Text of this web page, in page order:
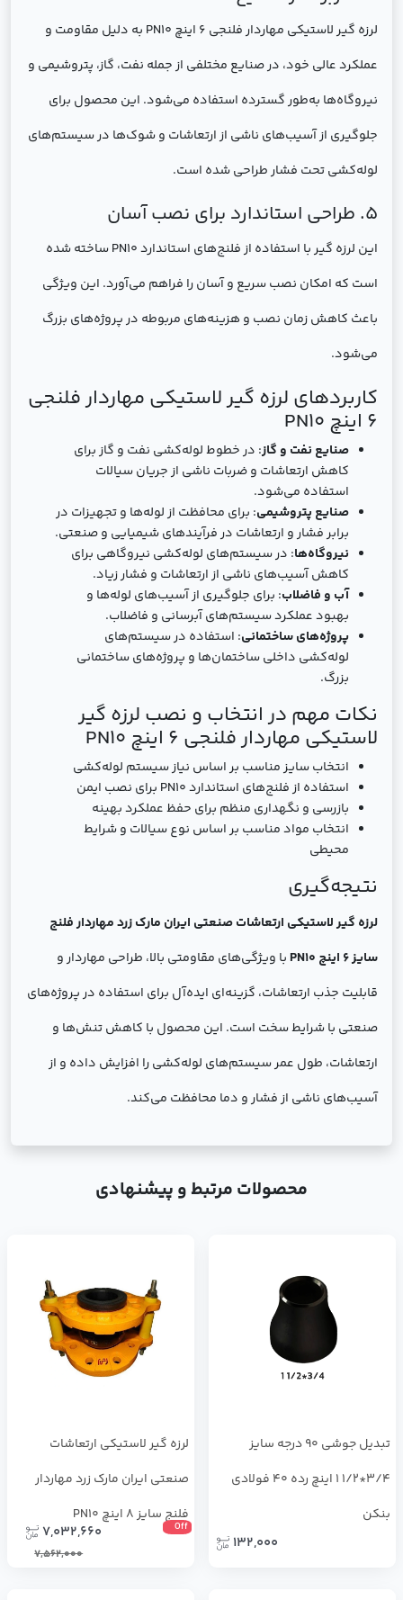
لرزه گیر لاستیکی مهاردار فلنجی 6 اینچ PN10 به دلیل مقاومت و
عملکرد عالی خود، در صنایع مختلفی از جمله نفت، گاز، پتروشیمی و
نیروگاه‌ها به‌طور گسترده استفاده می‌شود. این محصول برای
جلوگیری از آسیب‌های ناشی از ارتعاشات و شوک‌ها در سیستم‌های
لوله‌کشی تحت فشار طراحی شده است.
5. طراحی استاندارد برای نصب آسان
این لرزه گیر با استفاده از فلنج‌های استاندارد PN10 ساخته شده
است که امکان نصب سریع و آسان را فراهم می‌آورد. این ویژگی
باعث کاهش زمان نصب و هزینه‌های مربوطه در پروژه‌های بزرگ
می‌شود.
کاربردهای لرزه گیر لاستیکی مهاردار فلنجی
6 اینچ PN10
صنایع نفت و گاز: در خطوط لوله‌کشی نفت و گاز برای
کاهش ارتعاشات و ضربات ناشی از جریان سیالات
استفاده می‌شود.
صنایع پتروشیمی: برای محافظت از لوله‌ها و تجهیزات در
برابر فشار و ارتعاشات در فرآیندهای شیمیایی و صنعتی.
نیروگاه‌ها: در سیستم‌های لوله‌کشی نیروگاهی برای
کاهش آسیب‌های ناشی از ارتعاشات و فشار زیاد.
آب و فاضلاب: برای جلوگیری از آسیب‌های لوله‌ها و
بهبود عملکرد سیستم‌های آبرسانی و فاضلاب.
پروژه‌های ساختمانی: استفاده در سیستم‌های
لوله‌کشی داخلی ساختمان‌ها و پروژه‌های ساختمانی
بزرگ.
نکات مهم در انتخاب و نصب لرزه گیر
لاستیکی مهاردار فلنجی 6 اینچ PN10
انتخاب سایز مناسب بر اساس نیاز سیستم لوله‌کشی
استفاده از فلنج‌های استاندارد PN10 برای نصب ایمن
بازرسی و نگهداری منظم برای حفظ عملکرد بهینه
انتخاب مواد مناسب بر اساس نوع سیالات و شرایط
محیطی
نتیجه‌گیری
لرزه گیر لاستیکی ارتعاشات صنعتی ایران مارک زرد مهاردار فلنج
سایز 6 اینچ PN10
با ویژگی‌های مقاومتی بالا، طراحی مهاردار و
قابلیت جذب ارتعاشات، گزینه‌ای ایده‌آل برای استفاده در پروژه‌های
صنعتی با شرایط سخت است. این محصول با کاهش تنش‌ها و
ارتعاشات، طول عمر سیستم‌های لوله‌کشی را افزایش داده و از
آسیب‌های ناشی از فشار و دما محافظت می‌کند.
محصولات مرتبط و پیشنهادی
تبدیل جوشی 90 درجه سایز
3/4*1/2 1 اینچ رده 40 فولادی
بنکن
132,000
لرزه گیر لاستیکی ارتعاشات
صنعتی ایران مارک زرد مهاردار
فلنج سایز 8 اینچ PN10
Off
7,032,660
7,562,000